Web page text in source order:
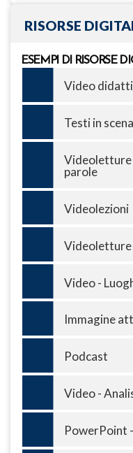
RISORSE
ESEMPI DI RISORSE
Video
Testi in scena
Videoletture
parole
Videolezioni
Videoletture
Video -
Immagine
Podcast
Video -
PowerPoint